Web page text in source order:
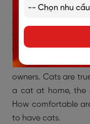
with beautiful
expressive and
that feeling clearly.
thick and smooth,
Second, cats like
owners. Cats are
a cat at home, the
How comfortable
to have cats.